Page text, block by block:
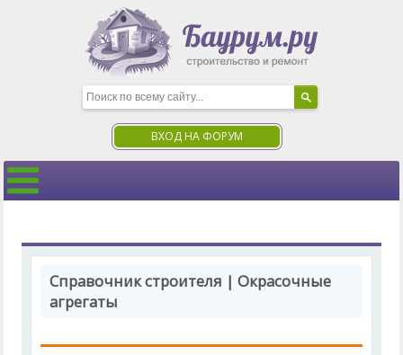
ВХОД НА ФОРУМ
Справочник строителя | Окрасочные
агрегаты